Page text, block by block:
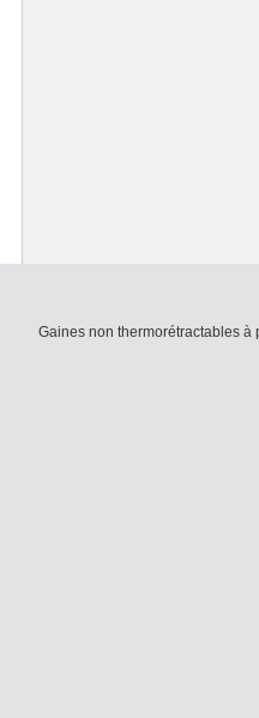
Gaines non thermorétractables à